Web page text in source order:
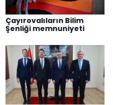
Çayırovalıların Bilim
Şenliği memnuniyeti